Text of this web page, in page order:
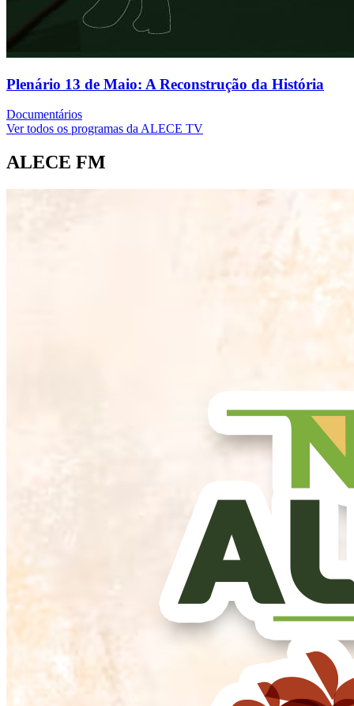
Plenário 13 de Maio: A Reconstrução da História
Documentários
Ver todos os programas da ALECE TV
ALECE FM